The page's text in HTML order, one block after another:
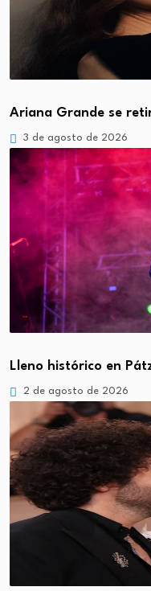
Ariana Grande se
3 de agosto de 2026
Lleno histórico en
2 de agosto de 2026